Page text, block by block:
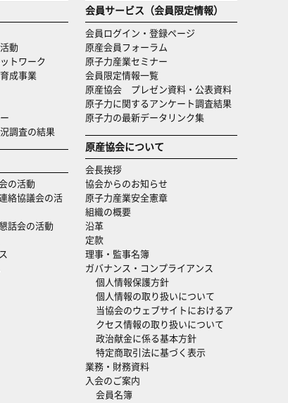
動
トワーク
成事業
調査の結果
の活動
絡協議会の活
話会の活動
会員サービス（会員限定情報）
会員ログイン・登録ページ
原産会員フォーラム
原子力産業セミナー
会員限定情報一覧
原産協会 プレゼン資料・公表資料
原子力に関するアンケート調査結果
原子力の最新データリンク集
原産協会について
会長挨拶
協会からのお知らせ
原子力産業安全憲章
組織の概要
沿革
定款
理事・監事名簿
ガバナンス・コンプライアンス
個人情報保護方針
個人情報の取り扱いについて
当協会のウェブサイトにおけるア
クセス情報の取り扱いについて
政治献金に係る基本方針
特定商取引法に基づく表示
業務・財務資料
入会のご案内
会員名簿